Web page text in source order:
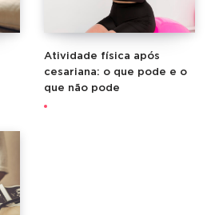
Atividade física após
cesariana: o que pode e o
que não pode